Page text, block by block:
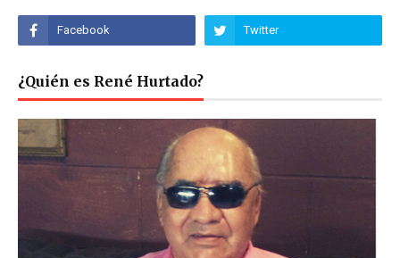
¿Quién es René Hurtado?